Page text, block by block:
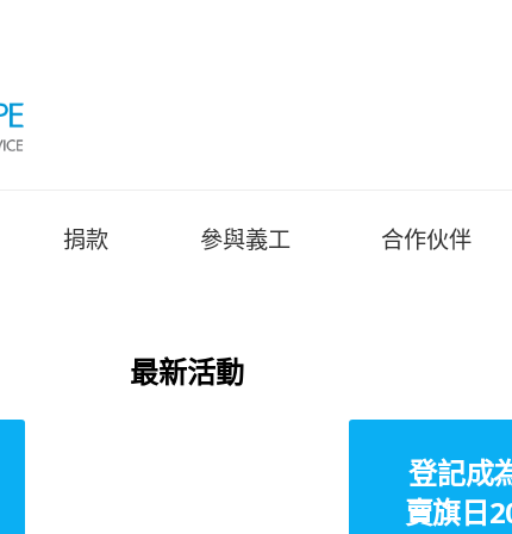
捐款 參與義工 合作伙伴
最新活動
登記成
賣旗日